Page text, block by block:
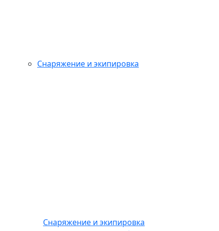
Снаряжение и экипировка
Снаряжение и экипировка